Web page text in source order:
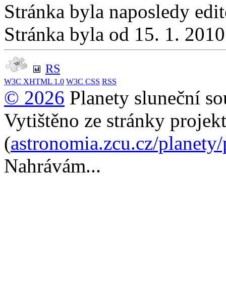
Stránka byla naposledy
Stránka byla od 15. 1.
RS
W3C XHTML 1.0 W3C CSS RSS
© 2026 Planety sluneční
Vytištěno ze stránky
(astronomia.zcu.cz/
Nahrávám...